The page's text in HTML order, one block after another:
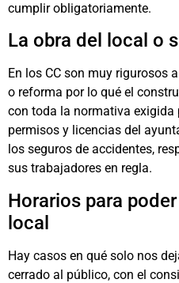
cumplir obligatoriamente.
La obra del local o
En los CC son muy rigurosos
o reforma por lo qué el
con toda la normativa exigida
permisos y licencias del
los seguros de accidentes,
sus trabajadores en regla.
Horarios para
local
Hay casos en qué solo nos
cerrado al público, con el